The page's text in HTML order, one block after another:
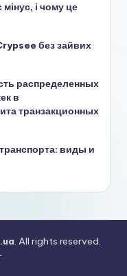
і чому це
без зайвих
распределенных
в
транзакционных
виды и
. All rights reserved.